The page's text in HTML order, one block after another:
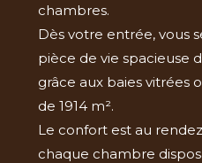
chambres.
Dès votre entrée, vous
pièce de vie spacieuse
grâce aux baies vitrées
de 1914 m².
Le confort est au
chaque chambre